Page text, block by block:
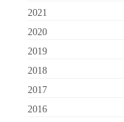
2021
2020
2019
2018
2017
2016